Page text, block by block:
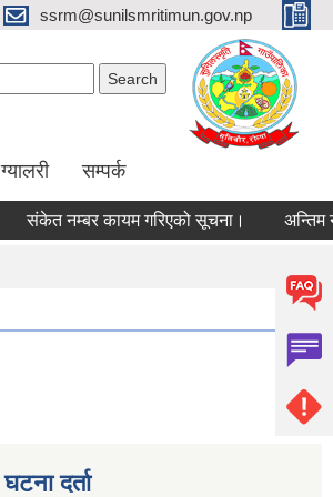
ssrm@sunilsmritimun.gov.np
ग्यालरी सम्पर्क
संकेत नम्बर कायम गरिएको सूचना। अन्तिम
घटना दर्ता